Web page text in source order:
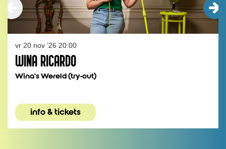
WINA RICARDO
Wina's Wereld (try-out)
vr 20 nov ’26 20:00
info & tickets